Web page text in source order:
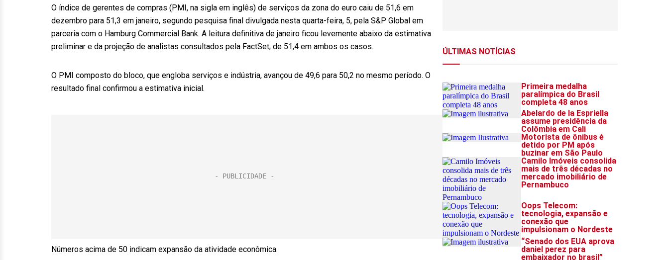
O índice de gerentes de compras (PMI, na sigla em inglês) de serviços da zona do euro caiu de 51,6 em
dezembro para 51,3 em janeiro, segundo pesquisa final divulgada nesta quarta-feira, 5, pela S&P Global em
parceria com o Hamburg Commercial Bank. A leitura definitiva de janeiro ficou levemente abaixo da estimativa
preliminar e da projeção de analistas consultados pela FactSet, de 51,4 em ambos os casos.
O PMI composto do bloco, que engloba serviços e indústria, avançou de 49,6 para 50,2 no mesmo período. O
resultado final confirmou a estimativa inicial.
Números acima de 50 indicam expansão da atividade econômica.